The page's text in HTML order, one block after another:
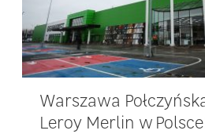
Warszawa
Leroy Merlin w